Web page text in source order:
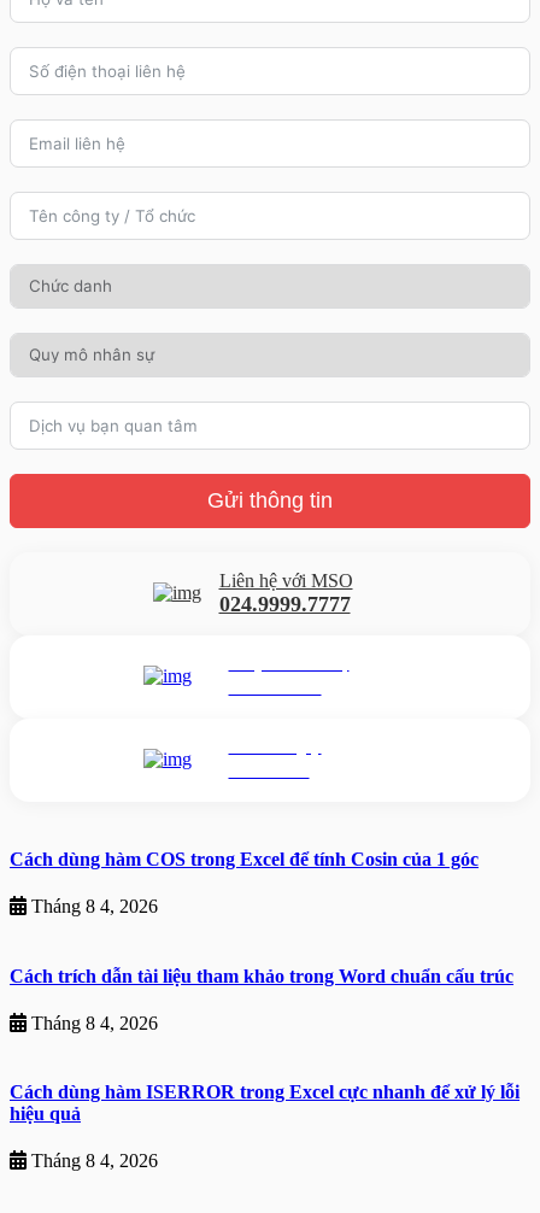
Gửi thông tin
Liên hệ với MSO
024.9999.7777
Cách dùng hàm COS trong Excel để tính Cosin của 1 góc
Tháng 8 4, 2026
Cách trích dẫn tài liệu tham khảo trong Word chuẩn cấu trúc
Tháng 8 4, 2026
Cách dùng hàm ISERROR trong Excel cực nhanh để xử lý lỗi
hiệu quả
Tháng 8 4, 2026